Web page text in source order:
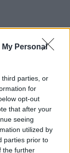
My Personal
third parties, or
for
opt-out
that after your
seeing
utilized by
parties prior to
the further
G20